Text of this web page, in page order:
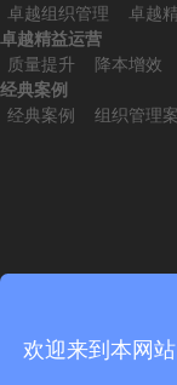
卓越组织管理
卓越
卓越精益运营
质量提升
降本增效
经典案例
经典案例
组织管理
欢迎来到本网